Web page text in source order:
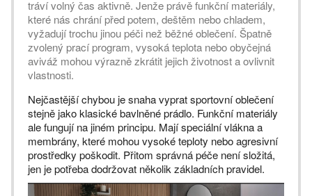
tráví volný čas aktivně. Jenže právě funkční materiály,
které nás chrání před potem, deštěm nebo chladem,
vyžadují trochu jinou péči než běžné oblečení. Špatně
zvolený prací program, vysoká teplota nebo obyčejná
aviváž mohou výrazně zkrátit jejich životnost a ovlivnit
vlastnosti.
Nejčastější chybou je snaha vyprat sportovní oblečení
stejně jako klasické bavlněné prádlo. Funkční materiály
ale fungují na jiném principu. Mají speciální vlákna a
membrány, které mohou vysoké teploty nebo agresivní
prostředky poškodit. Přitom správná péče není složitá,
jen je potřeba dodržovat několik základních pravidel.